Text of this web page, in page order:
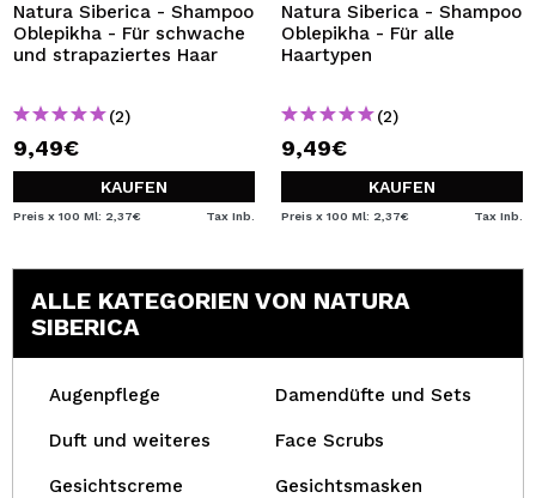
Natura Siberica - Shampoo
Oblepikha - Für schwache
und strapaziertes Haar
(2)
9,49€
KAUFEN
Preis x 100 Ml: 2,37€ Tax Inb.
Natura Siberica - Shampoo
Oblepikha - Für alle
Haartypen
(2)
9,49€
KAUFEN
Preis x 100 Ml: 2,37€ Tax Inb.
ALLE KATEGORIEN VON NATURA
SIBERICA
Augenpflege Damendüfte und Sets
Duft und weiteres Face Scrubs
Gesichtscreme Gesichtsmasken